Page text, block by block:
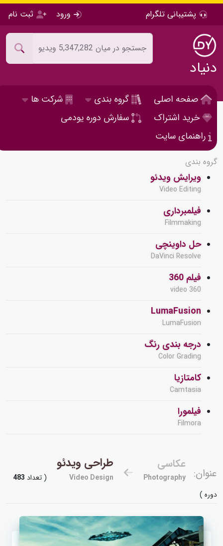
پشتیبانی تلگرام ورود ثبت نام
دنیاد
صفحه اصلی گروه بندی
شرکت ها
خرید اشتراک
سفارش دوره یودمی
راهنمای سایت
گروه بندی
ویرایش ویدئو
Video Editing
فیلمبرداری
Filmmaking
حل داوینچی
DaVinci Resolve
فیلم 360
360 video
LumaFusion
LumaFusion
درجه بندی رنگ
Color Grading
کامتازیا
Camtasia
فیلمورا
Filmora
عنوان:
عکاسی
Photography
طراحی ویدئو
Video Design ( تعداد483
دوره )